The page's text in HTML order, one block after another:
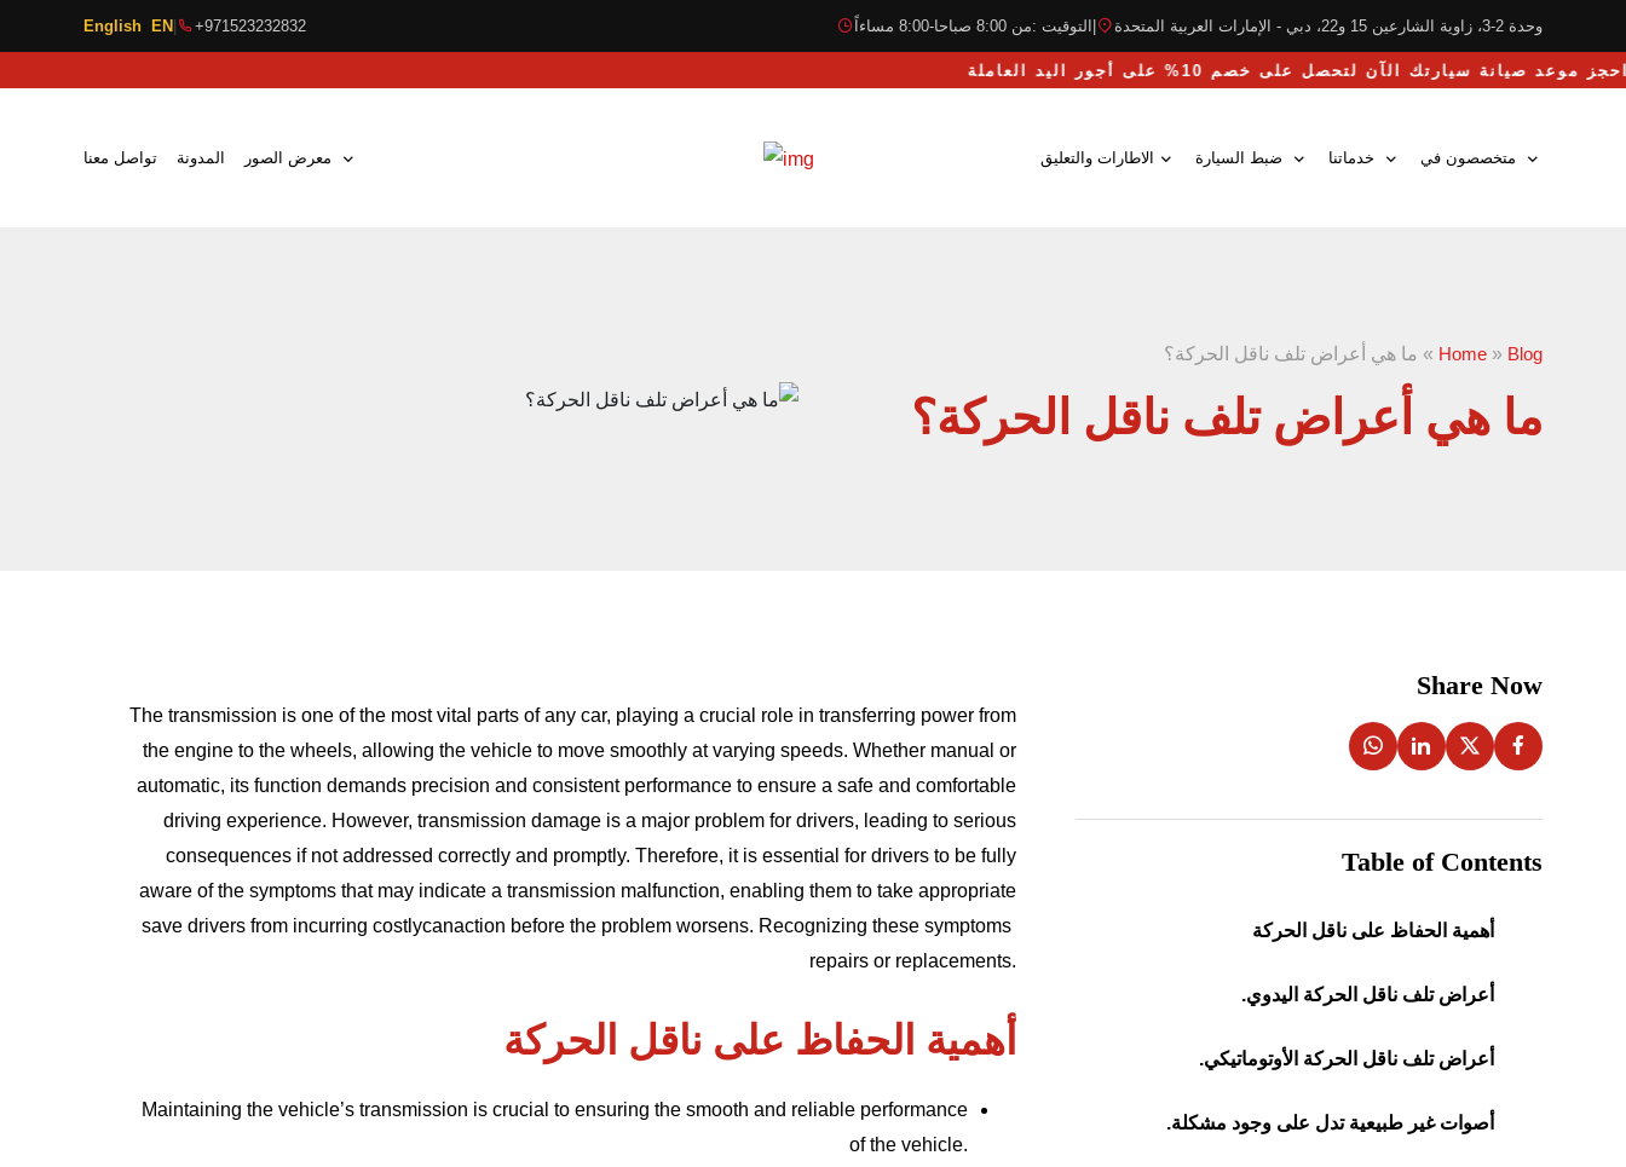
وحدة 2-3، زاوية الشارعين 15 و22، دبي - الإمارات العربية المتحدة التوقيت :من 8:00 صباحا-8:00 مساءاً +971523232832
English EN
احجز موعد صيانة سيارتك الآن لتحصل على خصم 10% على أجور اليد العاملة
تواصل معنا المدونة الاطارات والتعليق
Home » Blog
» ما هي أعراض تلف ناقل الحركة؟
ما هي أعراض تلف ناقل الحركة؟
Share Now
Table of Contents
أهمية الحفاظ على ناقل الحركة
أعراض تلف ناقل الحركة اليدوي.
أعراض تلف ناقل الحركة الأوتوماتيكي.
أصوات غير طبيعية تدل على وجود مشكلة.
The transmission is one of the most vital parts of any car, playing a crucial role in transferring power from
the engine to the wheels, allowing the vehicle to move smoothly at varying speeds. Whether manual or
automatic, its function demands precision and consistent performance to ensure a safe and comfortable
driving experience. However, transmission damage is a major problem for drivers, leading to serious
consequences if not addressed correctly and promptly. Therefore, it is essential for drivers to be fully
aware of the symptoms that may indicate a transmission malfunction, enabling them to take appropriate
action before the problem worsens. Recognizing these symptoms
can
save drivers from incurring costly
repairs or replacements.
أهمية الحفاظ على ناقل الحركة
Maintaining the vehicle’s transmission is crucial to ensuring the smooth and reliable performance
of the vehicle.